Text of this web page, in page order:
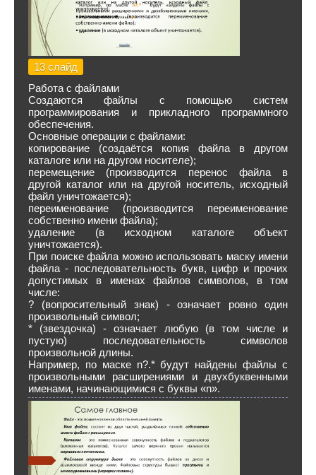
13 слайд
Работа с файлами
Создаются файлы с помощью систем
программирования и прикладного программного
обеспечения.
Основные операции с файлами:
копирование (создаётся копия файла в другом
каталоге или на другом носителе);
перемещение (производится перенос файла в
другой каталог или на другой носитель, исходный
файл уничтожается);
переименование (производится переименование
собственно имени файла);
удаление (в исходном каталоге объект
уничтожается).
При поиске файла можно использовать маску имени
файла - последовательность букв, цифр и прочих
допустимых в именах файлов символов, в том
числе:
? (вопросительный знак) - означает ровно один
произвольный символ;
* (звездочка) - означает любую (в том числе и
пустую) последовательность символов
произвольной длины.
Например, по маске n?.* будут найдены файлы с
произвольными расширениями и двухбуквенными
именами, начинающимися с буквы «n».